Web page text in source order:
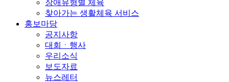
장애유형별 체육
찾아가는 생활체육 서비스
홍보마당
공지사항
대회ㆍ행사
우리소식
보도자료
뉴스레터